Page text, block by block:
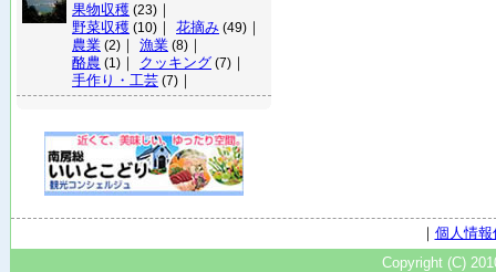
果物収穫 (23) ｜
野菜収穫 (10) ｜ 花摘み (49) ｜
農業 (2) ｜ 漁業 (8) ｜
酪農 (1) ｜ クッキング (7) ｜
手作り・工芸 (7) ｜
｜ 個人情
Copyright (C)